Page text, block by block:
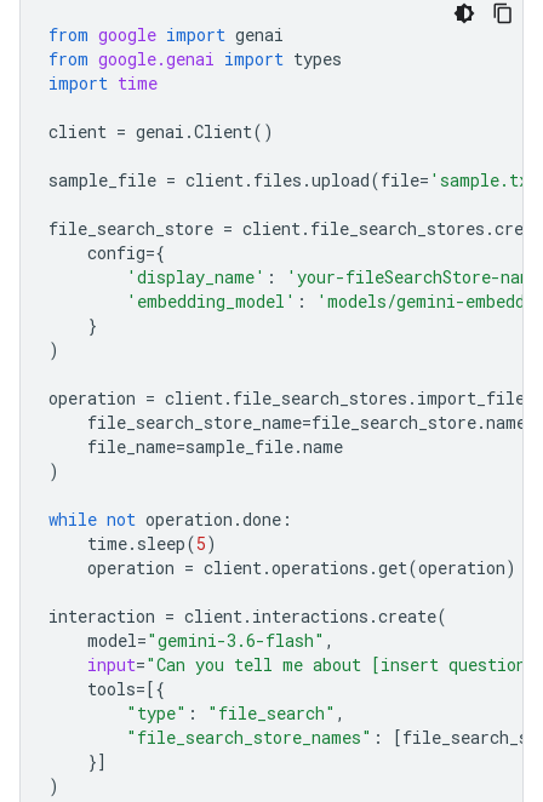
from google import genai
from google.genai import types
import time
client = genai .Client()
sample_file = client. files .upload(file=
file_search_store = client. file_search_stores .
config={
'display_name' :
'your-fileSearchStore-
'embedding_model' :
'models/gemini-
}
)
operation = client. file_search_stores . import_file
file_search_store_name=file_search_store.name
file_name=sample_file.name
)
while not operation .done :
time. sleep(5)
operation = client.operations .get(operation)
interaction = client. interactions .create(
model="gemini-3.6-flash" ,
input="Can you tell me about [insert
tools=[{
"type" : "file_search" ,
"file_search_store_names" : [
}]
)